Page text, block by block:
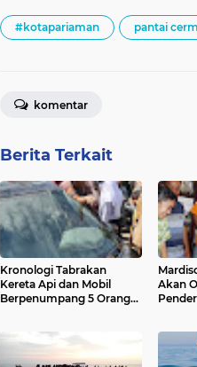
#kotapariaman pantai
komentar
Berita Terkait
Kronologi Tabrakan
Kereta Api dan Mobil
Berpenumpang 5 Orang
Akan